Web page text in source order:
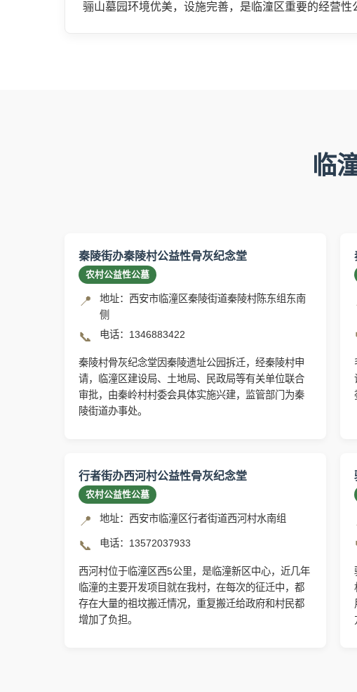
骊山墓园环境优美，设施完善，是临潼区重要的经营性
临
秦陵街办秦陵村公益性骨灰纪念堂
农村公益性公墓
📍
地址：西安市临潼区秦陵街道秦陵村陈东组东南
侧
📞 电话：1346883422
秦陵村骨灰纪念堂因秦陵遗址公园拆迁，经秦陵村申
请，临潼区建设局、土地局、民政局等有关单位联合
审批，由秦岭村村委会具体实施兴建，监管部门为秦
陵街道办事处。
行者街办西河村公益性骨灰纪念堂
农村公益性公墓
📍 地址：西安市临潼区行者街道西河村水南组
📞 电话：13572037933
西河村位于临潼区西5公里，是临潼新区中心，近几年
临潼的主要开发项目就在我村，在每次的征迁中，都
存在大量的祖坟搬迁情况，重复搬迁给政府和村民都
增加了负担。